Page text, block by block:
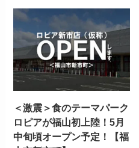
＜激震＞食のテーマパーク
ロピアが福山初上陸！5月
中旬頃オープン予定！【福